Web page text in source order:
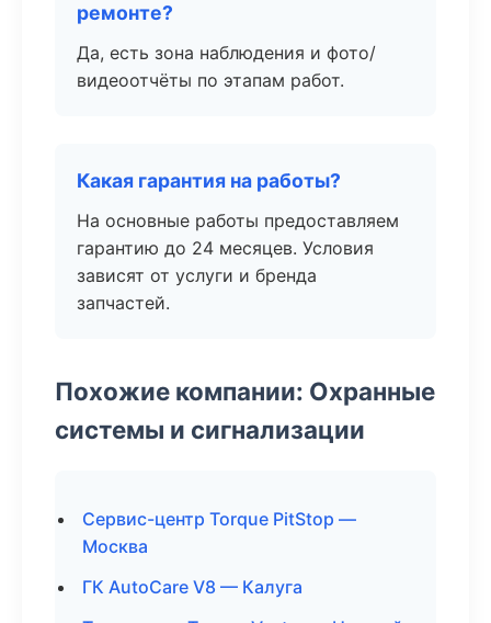
ремонте?
Да, есть зона наблюдения и фото/
видеоотчёты по этапам работ.
Какая гарантия на работы?
На основные работы предоставляем
гарантию до 24 месяцев. Условия
зависят от услуги и бренда
запчастей.
Похожие компании: Охранные
системы и сигнализации
Сервис-центр Torque PitStop —
Москва
ГК AutoCare V8 — Калуга